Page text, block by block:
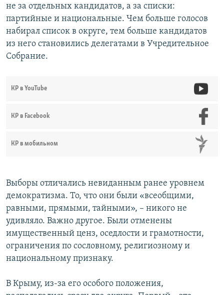
не за отдельных кандидатов, а за списки:
партийные и национальные. Чем больше голосов
набирал список в округе, тем больше кандидатов
из него становились делегатами в Учредительное
Собрание.
КР в YouTube
КР в Facebook
КР в мобильном
Выборы отличались невиданным ранее уровнем
демократизма. То, что они были «всеобщими,
равными, прямыми, тайными», – никого не
удивляло. Важно другое. Были отменены
имущественный ценз, оседлости и грамотности,
ограничения по сословному, религиозному и
национальному признаку.
В Крыму, из-за его особого положения,